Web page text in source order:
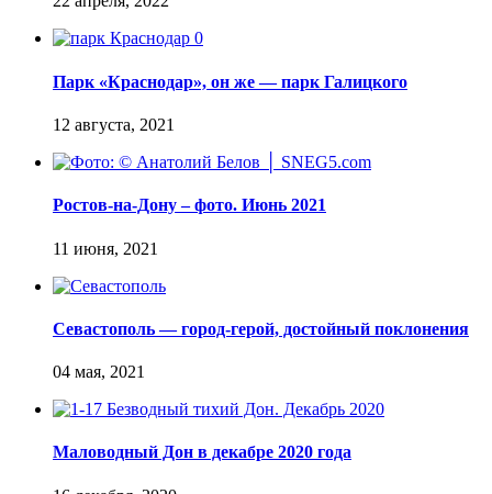
Парк «Краснодар», он же — парк Галицкого
Ростов-на-Дону – фото. Июнь 2021
Севастополь — город-герой, достойный поклонения
Маловодный Дон в декабре 2020 года